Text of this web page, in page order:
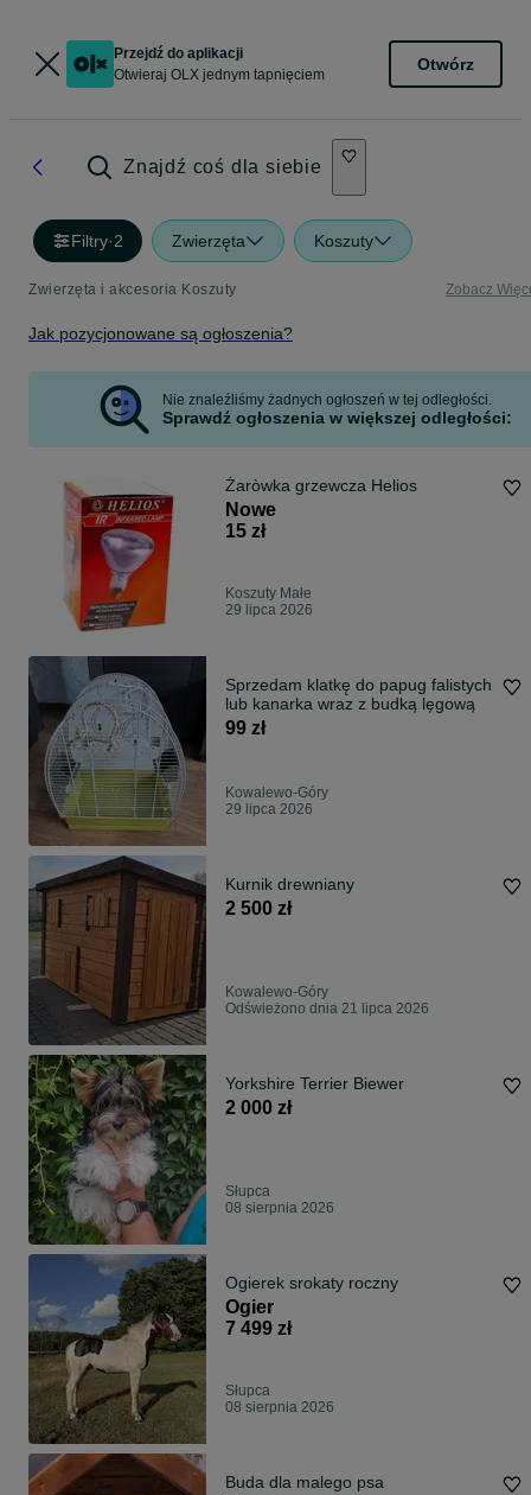
Przejdź do aplikacji
Otwieraj OLX jednym tapnięciem
Otwórz
Znajdź coś dla siebie
Filtry·2 Zwierzęta Koszuty
Zwierzęta i akcesoria Koszuty Zobacz
Jak pozycjonowane są ogłoszenia?
Nie znaleźliśmy żadnych ogłoszeń w tej odległości.
Sprawdź ogłoszenia w większej odległości:
Żaròwka grzewcza Helios
Nowe
15 zł
Koszuty Małe
29 lipca 2026
Sprzedam klatkę do papug falistych
lub kanarka wraz z budką lęgową
99 zł
Kowalewo-Góry
29 lipca 2026
Kurnik drewniany
2 500 zł
Kowalewo-Góry
Odświeżono dnia 21 lipca 2026
Yorkshire Terrier Biewer
2 000 zł
Słupca
08 sierpnia 2026
Ogierek srokaty roczny
Ogier
7 499 zł
Słupca
08 sierpnia 2026
Buda dla malego psa